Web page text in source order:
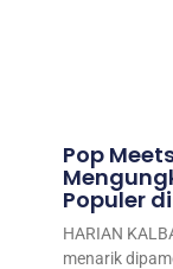
Pop
Populer
HARIAN
menarik